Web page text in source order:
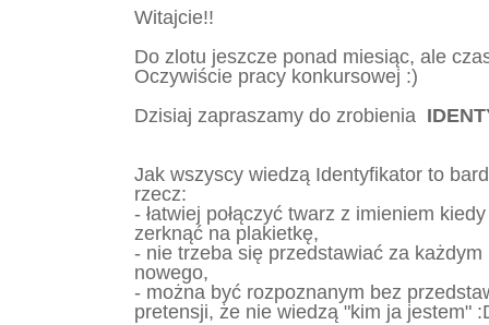
Witajcie!!
Do zlotu jeszcze ponad miesiąc, ale
Oczywiście pracy konkursowej :)
Dzisiaj zapraszamy do zrobienia
Jak wszyscy wiedzą Identyfikator to
rzecz:
- łatwiej połączyć twarz z imieniem
zerknąć na plakietkę,
- nie trzeba się przedstawiać za
nowego,
- można być rozpoznanym bez
pretensji, że nie wiedzą "kim ja jestem"